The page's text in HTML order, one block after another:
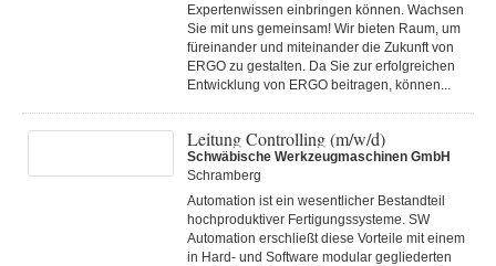
Expertenwissen einbringen können. Wachsen
Sie mit uns gemeinsam! Wir bieten Raum, um
füreinander und miteinander die Zukunft von
ERGO zu gestalten. Da Sie zur erfolgreichen
Entwicklung von ERGO beitragen, können...
Leitung Controlling (m/w/d)
Schwäbische Werkzeugmaschinen GmbH
Schramberg
Automation ist ein wesentlicher Bestandteil
hochproduktiver Fertigungssysteme. SW
Automation erschließt diese Vorteile mit einem
in Hard- und Software modular gegliederten